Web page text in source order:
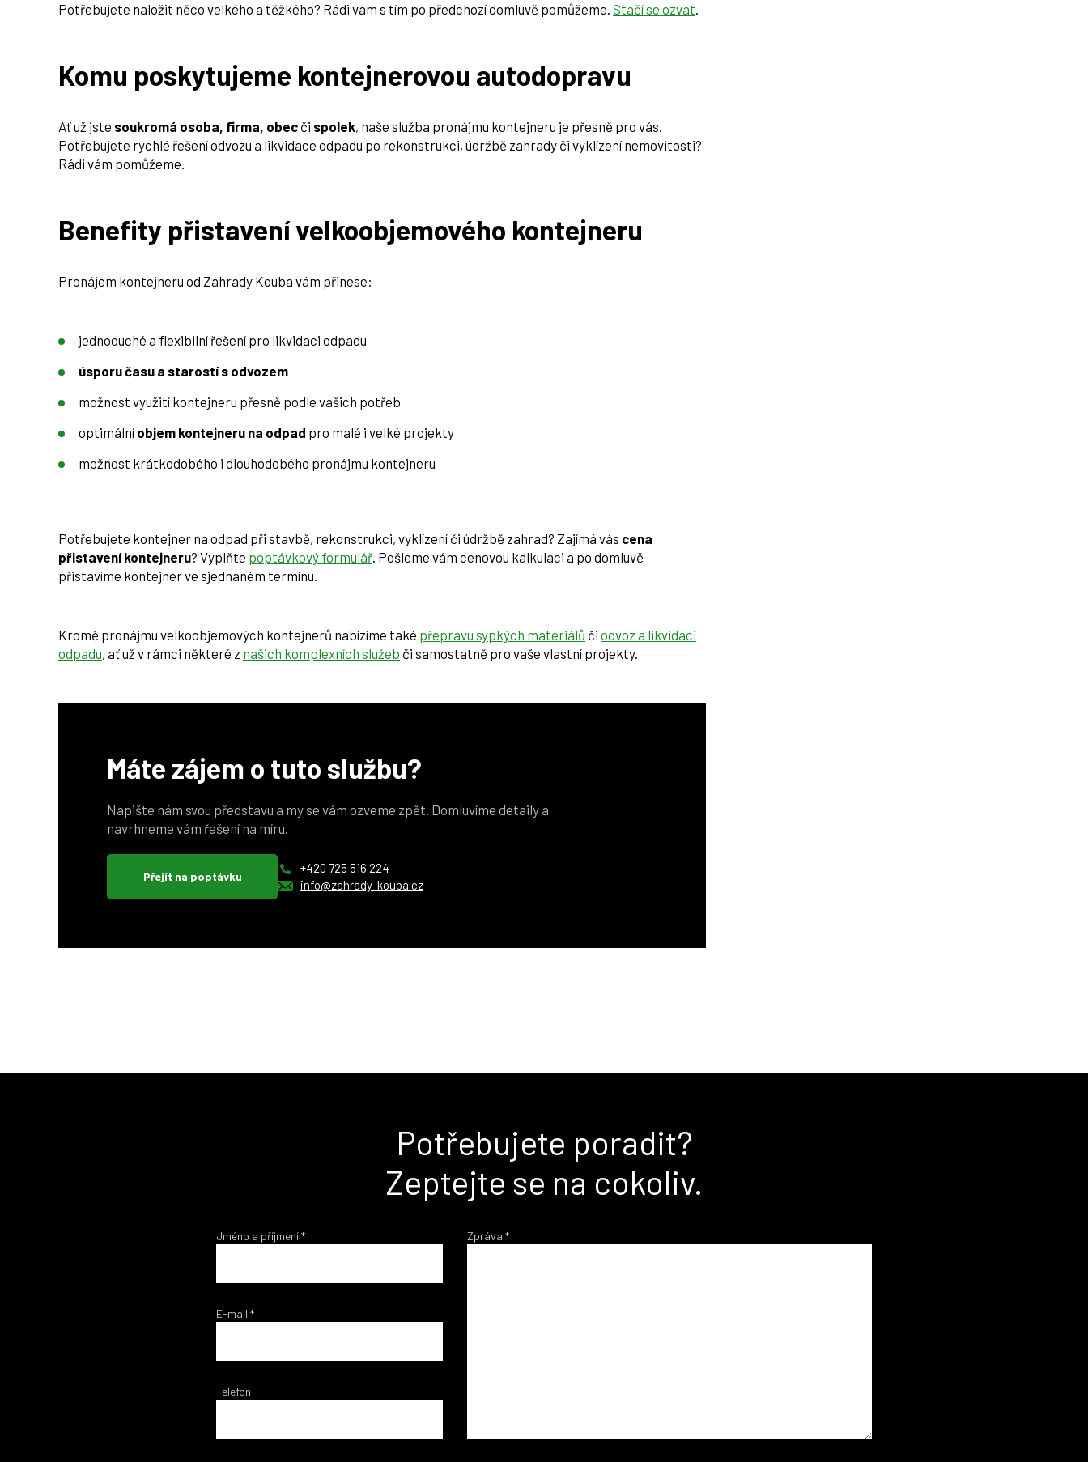
Potřebujete naložit něco velkého a těžkého? Rádi vám s tím po předchozí domluvě pomůžeme. Stačí se ozvat.
Komu poskytujeme kontejnerovou autodopravu
Ať už jste soukromá osoba, firma, obec či spolek, naše služba pronájmu kontejneru je přesně pro vás.
Potřebujete rychlé řešení odvozu a likvidace odpadu po rekonstrukci, údržbě zahrady či vyklízení nemovitosti?
Rádi vám pomůžeme.
Benefity přistavení velkoobjemového kontejneru
Pronájem kontejneru od Zahrady Kouba vám přinese:
jednoduché a flexibilní řešení pro likvidaci odpadu
úsporu času a starostí s odvozem
možnost využití kontejneru přesně podle vašich potřeb
optimální objem kontejneru na odpad pro malé i velké projekty
možnost krátkodobého i dlouhodobého pronájmu kontejneru
Potřebujete kontejner na odpad při stavbě, rekonstrukci, vyklízení či údržbě zahrad? Zajímá vás cena
přistavení kontejneru? Vyplňte poptávkový formulář. Pošleme vám cenovou kalkulaci a po domluvě
přistavíme kontejner ve sjednaném termínu.
Kromě pronájmu velkoobjemových kontejnerů nabízíme také přepravu sypkých materiálů či odvoz a likvidaci
odpadu, ať už v rámci některé z našich komplexních služeb či samostatně pro vaše vlastní projekty.
Máte zájem o tuto službu?
Napište nám svou představu a my se vám ozveme zpět. Domluvíme detaily a
navrhneme vám řešení na míru.
Přejít na poptávku
+420 725 516 224
info@zahrady-kouba.cz
Potřebujete poradit?
Zeptejte se na cokoliv.
Jméno a příjmení*
E-mail *
Telefon
Zpráva *